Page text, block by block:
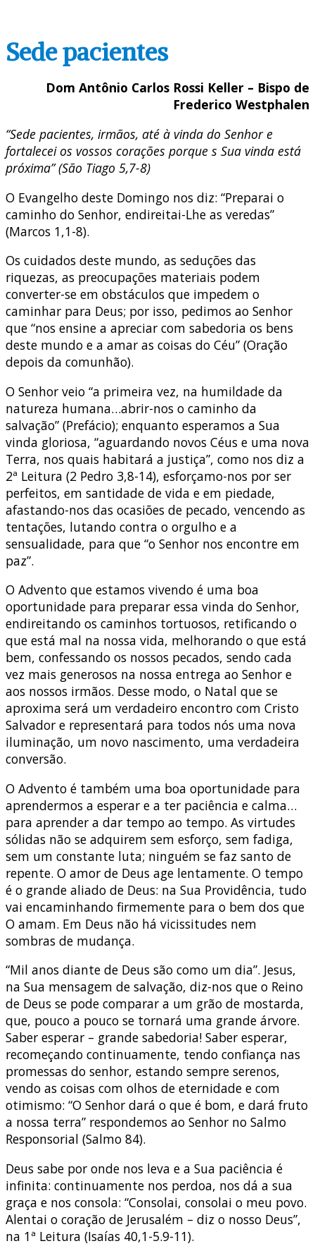
Sede pacientes
Dom Antônio Carlos Rossi Keller – Bispo de
Frederico Westphalen
“Sede pacientes, irmãos, até à vinda do Senhor e
fortalecei os vossos corações porque s Sua vinda está
próxima” (São Tiago 5,7-8)
O Evangelho deste Domingo nos diz: “Preparai o
caminho do Senhor, endireitai-Lhe as veredas”
(Marcos 1,1-8).
Os cuidados deste mundo, as seduções das
riquezas, as preocupações materiais podem
converter-se em obstáculos que impedem o
caminhar para Deus; por isso, pedimos ao Senhor
que “nos ensine a apreciar com sabedoria os bens
deste mundo e a amar as coisas do Céu” (Oração
depois da comunhão).
O Senhor veio “a primeira vez, na humildade da
natureza humana…abrir-nos o caminho da
salvação” (Prefácio); enquanto esperamos a Sua
vinda gloriosa, “aguardando novos Céus e uma nova
Terra, nos quais habitará a justiça”, como nos diz a
2ª Leitura (2 Pedro 3,8-14), esforçamo-nos por ser
perfeitos, em santidade de vida e em piedade,
afastando-nos das ocasiões de pecado, vencendo as
tentações, lutando contra o orgulho e a
sensualidade, para que “o Senhor nos encontre em
paz”.
O Advento que estamos vivendo é uma boa
oportunidade para preparar essa vinda do Senhor,
endireitando os caminhos tortuosos, retificando o
que está mal na nossa vida, melhorando o que está
bem, confessando os nossos pecados, sendo cada
vez mais generosos na nossa entrega ao Senhor e
aos nossos irmãos. Desse modo, o Natal que se
aproxima será um verdadeiro encontro com Cristo
Salvador e representará para todos nós uma nova
iluminação, um novo nascimento, uma verdadeira
conversão.
O Advento é também uma boa oportunidade para
aprendermos a esperar e a ter paciência e calma…
para aprender a dar tempo ao tempo. As virtudes
sólidas não se adquirem sem esforço, sem fadiga,
sem um constante luta; ninguém se faz santo de
repente. O amor de Deus age lentamente. O tempo
é o grande aliado de Deus: na Sua Providência, tudo
vai encaminhando firmemente para o bem dos que
O amam. Em Deus não há vicissitudes nem
sombras de mudança.
“Mil anos diante de Deus são como um dia”. Jesus,
na Sua mensagem de salvação, diz-nos que o Reino
de Deus se pode comparar a um grão de mostarda,
que, pouco a pouco se tornará uma grande árvore.
Saber esperar – grande sabedoria! Saber esperar,
recomeçando continuamente, tendo confiança nas
promessas do senhor, estando sempre serenos,
vendo as coisas com olhos de eternidade e com
otimismo: “O Senhor dará o que é bom, e dará fruto
a nossa terra” respondemos ao Senhor no Salmo
Responsorial (Salmo 84).
Deus sabe por onde nos leva e a Sua paciência é
infinita: continuamente nos perdoa, nos dá a sua
graça e nos consola: “Consolai, consolai o meu povo.
Alentai o coração de Jerusalém – diz o nosso Deus”,
na 1ª Leitura (Isaías 40,1-5.9-11).